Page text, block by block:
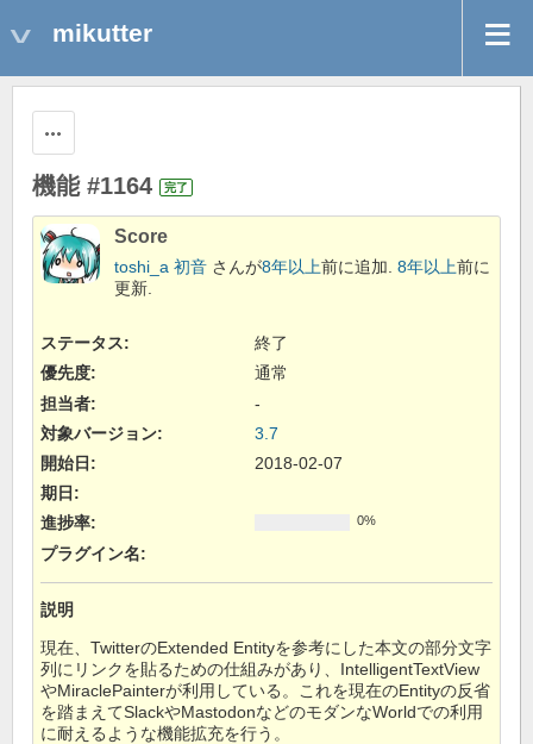
mikutter
機能 #1164 完了
Score
toshi_a 初音 さんが8年以上前に追加. 8年以上前に
更新.
ステータス:
終了
優先度:
通常
担当者:
-
対象バージョン:
3.7
開始日:
2018-02-07
期日:
進捗率:
0%
プラグイン名:
説明
現在、TwitterのExtended Entityを参考にした本文の部分文字
列にリンクを貼るための仕組みがあり、IntelligentTextView
やMiraclePainterが利用している。これを現在のEntityの反省
を踏まえてSlackやMastodonなどのモダンなWorldでの利用
に耐えるような機能拡充を行う。